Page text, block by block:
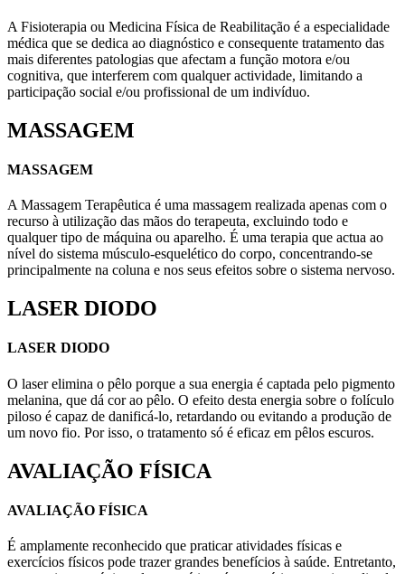
A Fisioterapia ou Medicina Física de Reabilitação é a especialidade
médica que se dedica ao diagnóstico e consequente tratamento das
mais diferentes patologias que afectam a função motora e/ou
cognitiva, que interferem com qualquer actividade, limitando a
participação social e/ou profissional de um indivíduo.
MASSAGEM
MASSAGEM
A Massagem Terapêutica é uma massagem realizada apenas com o
recurso à utilização das mãos do terapeuta, excluindo todo e
qualquer tipo de máquina ou aparelho. É uma terapia que actua ao
nível do sistema músculo-esquelético do corpo, concentrando-se
principalmente na coluna e nos seus efeitos sobre o sistema nervoso.
LASER DIODO
LASER DIODO
O laser elimina o pêlo porque a sua energia é captada pelo pigmento
melanina, que dá cor ao pêlo. O efeito desta energia sobre o folículo
piloso é capaz de danificá-lo, retardando ou evitando a produção de
um novo fio. Por isso, o tratamento só é eficaz em pêlos escuros.
AVALIAÇÃO FÍSICA
AVALIAÇÃO FÍSICA
É amplamente reconhecido que praticar atividades físicas e
exercícios físicos pode trazer grandes benefícios à saúde. Entretanto,